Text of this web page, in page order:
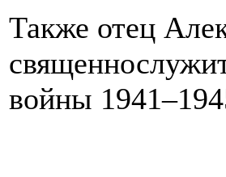
Также отец
войны